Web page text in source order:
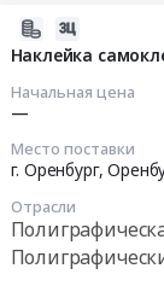
20шт.,
Наклейка
Начальная цена
—
Место поставки
г. Оренбург,
Отрасли